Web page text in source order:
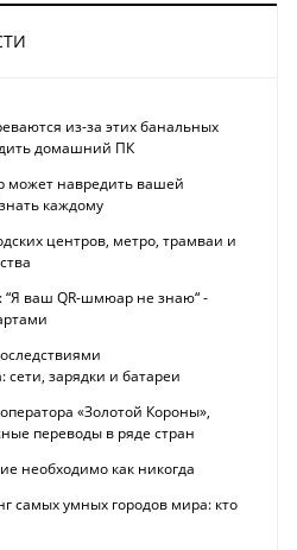
из-за этих банальных
домашний ПК
может навредить вашей
каждому
центров, метро, трамваи и
“Я ваш QR-шмюар не знаю“ -
сети, зарядки и батареи
«Золотой Короны»,
переводы в ряде стран
необходимо как никогда
самых умных городов мира: кто